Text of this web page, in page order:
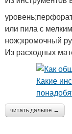
или пила с
нож;кромочный
Из расходных
читать дальше →